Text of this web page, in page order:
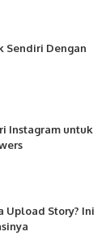
Sendiri Dengan
Instagram untuk
Upload Story? Ini